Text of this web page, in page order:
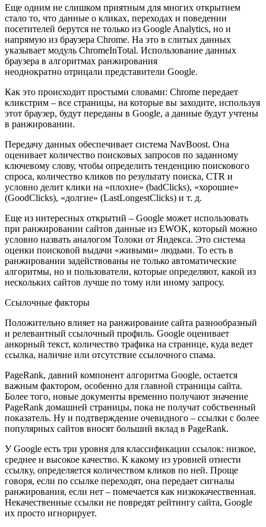
Еще одним не слишком приятным для многих открытием
стало то, что данные о кликах, переходах и поведении
посетителей берутся не только из Google Analytics, но и
напрямую из браузера Chrome. На это в слитых данных
указывает модуль ChromeInTotal. Использование данных
браузера в алгоритмах ранжирования
неоднократно отрицали представители Google.
Как это происходит простыми словами: Chrome передает
кликстрим – все страницы, на которые вы заходите, используя
этот браузер, будут переданы в Google, а данные будут учтены
в ранжировании.
Передачу данных обеспечивает система NavBoost. Она
оценивает количество поисковых запросов по заданному
ключевому слову, чтобы определить тенденцию поискового
спроса, количество кликов по результату поиска, CTR и
условно делит клики на «плохие» (badClicks), «хорошие»
(GoodClicks), «долгие» (LastLongestClicks) и т. д.
Еще из интересных открытий – Google может использовать
при ранжировании сайтов данные из EWOK, который можно
условно назвать аналогом Толоки от Яндекса. Это система
оценки поисковой выдачи «живыми» людьми. То есть в
ранжировании задействованы не только автоматические
алгоритмы, но и пользователи, которые определяют, какой из
нескольких сайтов лучше по тому или иному запросу.
Ссылочные факторы
Положительно влияет на ранжирование сайта разнообразный
и релевантный ссылочный профиль. Google оценивает
анкорный текст, количество трафика на странице, куда ведет
ссылка, наличие или отсутствие ссылочного спама.
PageRank, давний компонент алгоритма Google, остается
важным фактором, особенно для главной страницы сайта.
Более того, новые документы временно получают значение
PageRank домашней страницы, пока не получат собственный
показатель. Ну и подтверждение очевидного – ссылки с более
популярных сайтов вносят больший вклад в PageRank.
У Google есть три уровня для классификации ссылок: низкое,
среднее и высокое качество. К какому из уровней отнести
ссылку, определяется количеством кликов по ней. Проще
говоря, если по ссылке переходят, она передает сигналы
ранжирования, если нет – помечается как низкокачественная.
Некачественные ссылки не повредят рейтингу сайта, Google
их просто игнорирует.